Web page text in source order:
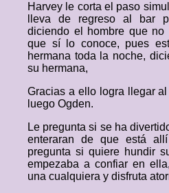
Harvey le corta el paso
lleva de regreso al bar
diciendo el hombre que no
que sí lo conoce, pues
hermana toda la noche,
su hermana,
Gracias a ello logra llegar
luego Ogden.
Le pregunta si se ha
enteraran de que está
pregunta si quiere hundir
empezaba a confiar en
una cualquiera y disfruta